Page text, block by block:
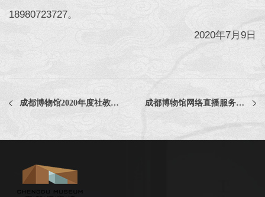
18980723727。
2020年7月9日
成都博物馆2020年度社教活动专用物料设计制作评选公告 成都博物馆网络直播服务中选公告